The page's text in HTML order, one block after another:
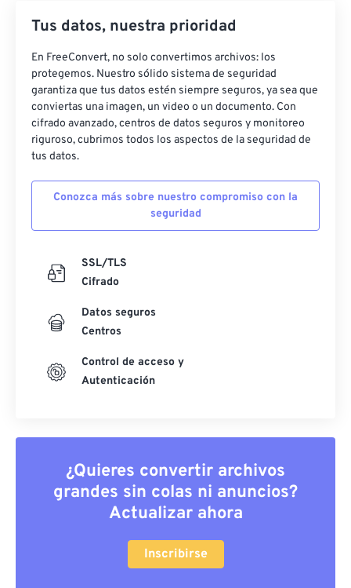
Tus datos, nuestra prioridad
En FreeConvert, no solo convertimos archivos: los
protegemos. Nuestro sólido sistema de seguridad
garantiza que tus datos estén siempre seguros, ya sea que
conviertas una imagen, un video o un documento. Con
cifrado avanzado, centros de datos seguros y monitoreo
riguroso, cubrimos todos los aspectos de la seguridad de
tus datos.
Conozca más sobre nuestro compromiso con la
seguridad
SSL/TLS
Cifrado
Datos seguros
Centros
Control de acceso y
Autenticación
¿Quieres convertir archivos
grandes sin colas ni anuncios?
Actualizar ahora
Inscribirse